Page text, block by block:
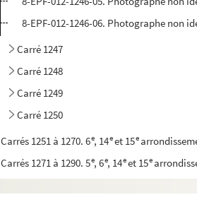
8-EPF-012-1246-06. Photographe non
Carré 1247
Carré 1248
Carré 1249
Carré 1250
Carrés 1251 à 1270. 6e, 14eet 15e
Carrés 1271 à 1290. 5e, 6e, 14eet 15e